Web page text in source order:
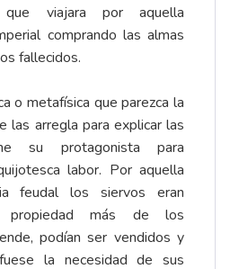
que viajara por aquella
comprando las almas
fallecidos.
o metafísica que parezca la
las arregla para explicar las
su protagonista para
labor. Por aquella
feudal los siervos eran
propiedad más de los
podían ser vendidos y
la necesidad de sus